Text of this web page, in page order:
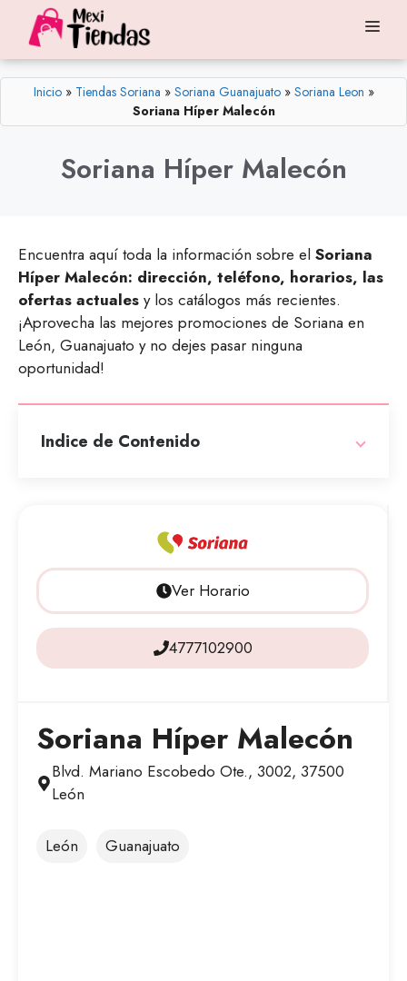
contenido
Inicio» Tiendas Soriana » Soriana Guanajuato» Soriana Leon »
Soriana Híper Malecón
Soriana Híper Malecón
Encuentra aquí toda la información sobre el Soriana
Híper Malecón: dirección, teléfono, horarios, las
ofertas actuales y los catálogos más recientes.
¡Aprovecha las mejores promociones de Soriana en
León, Guanajuato y no dejes pasar ninguna
oportunidad!
Indice de Contenido
Ver Horario
4777102900
Soriana Híper Malecón
Blvd. Mariano Escobedo Ote., 3002, 37500
León
León Guanajuato